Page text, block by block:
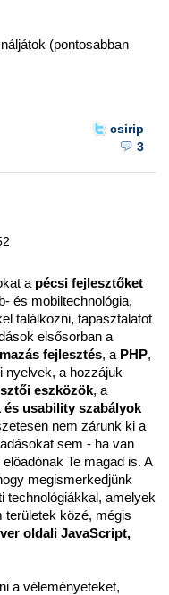
(pontosabban
csirip
3
a pécsi fejlesztőket
és mobiltechnológia,
találkozni, tapasztalatot
elsősorban a
fejlesztés, a PHP,
a hozzájuk
eszközök, a
és usability szabályok
nem zárunk ki a
sem - ha van
Te magad is. A
megismerkedjünk
technológiákkal, amelyek
területek közé, mégis
oldali JavaScript,
a véleményeteket,